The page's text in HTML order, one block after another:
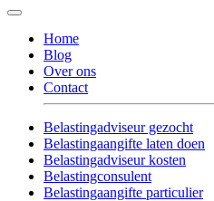
Home
Blog
Over ons
Contact
Belastingadviseur gezocht
Belastingaangifte laten doen
Belastingadviseur kosten
Belastingconsulent
Belastingaangifte particulier